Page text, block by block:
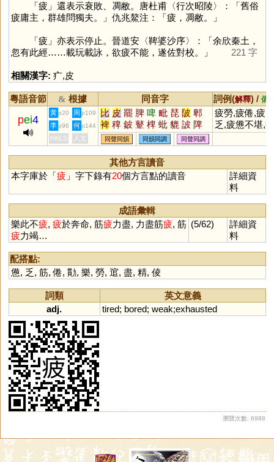
「疲 」還表示衰敗、凋敝。唐杜甫〈行次昭陵〉：「舊俗
疲庸主，群雄問獨夫。」仇兆鰲注：「疲，凋敝。」
「疲 」亦表示停止。晉道安〈鞞婆沙序〉：「余欣秦土，
忽有此經……載玩載詠，欲疲不能，遂佐對校。」
221 字
相關漢字: 疒,皮
粵語音節 & 根據 同音字 詞例(解釋) / 備
pei4
黃 p20 周 p109 比 皮 罷 脾 啤 毗 琵 陂 郫
裨 稗 鈹 鼙 椑 蚍 貔 詖 陴
駍 魾 蜱 膍 鞞 岯 崥 笓 毘
邳 芘 阰 毞 猈 埤 紕 枇 蚽
蚾 鵧 螷 蠯
疲勞,疲倦,疲
乏,疲憊不堪,疲
於奔命,心倦神
疲
李 p96 何 p144
HKLS 人文 同聲同韻 同韻同調 同聲同調
其他方言讀音
本字庫於「疲 」字下錄有20個方言點的讀音
詳細資
料
成語彙輯
樂此不疲, 疲於奔命, 筋疲力盡, 力盡筋疲, 筋
疲力竭…
(5/62)
詳細資
料
配搭點:
憊, 乏, 筋,倦, 勩, 樂, 勞, 逭, 盡, 精, 倰
詞類
英文意義
adj.
tired; bored; weak;exhausted
瀏覽次數: 6988